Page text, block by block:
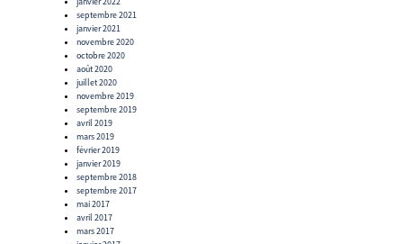
septembre 2021
janvier 2021
novembre 2020
octobre 2020
août 2020
juillet 2020
novembre 2019
septembre 2019
avril 2019
mars 2019
février 2019
janvier 2019
septembre 2018
septembre 2017
mai 2017
avril 2017
mars 2017